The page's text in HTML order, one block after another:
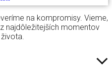
na kompromisy. Vieme,
najdôležitejších momentov